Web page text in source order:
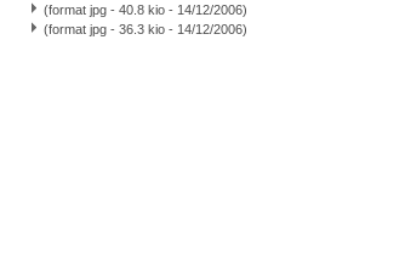
(format jpg - 40.8 kio - 14/12/2006)
(format jpg - 36.3 kio - 14/12/2006)